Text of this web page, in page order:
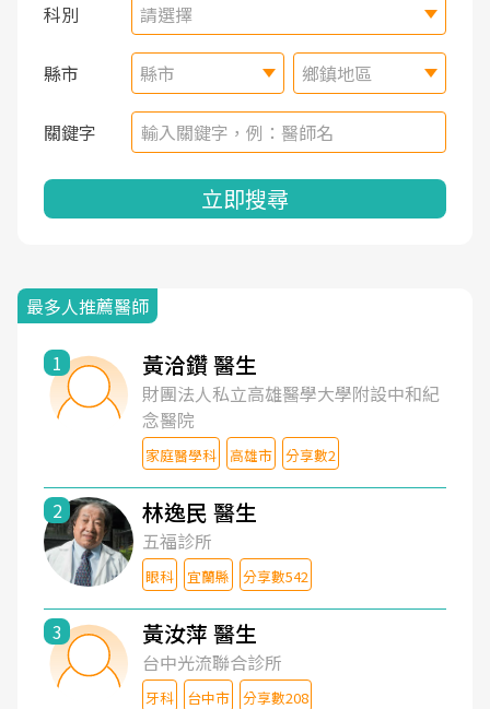
科別 請選擇
縣市 縣市 鄉鎮地區
關鍵字
立即搜尋
最多人推薦醫師
1 黃洽鑽 醫生
財團法人私立高雄醫學大學附設中和紀
念醫院
家庭醫學科 高雄市 分享數2
2 林逸民 醫生
五福診所
眼科 宜蘭縣 分享數542
3 黃汝萍 醫生
台中光流聯合診所
牙科 台中市 分享數208